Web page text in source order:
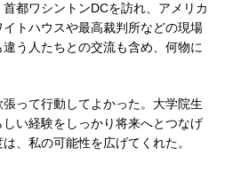
都ワシントンDCを訪れ、アメリカ
トハウスや最高裁判所などの現場
う人たちとの交流も含め、何物に
って行動してよかった。大学院生
い経験をしっかり将来へとつなげ
、私の可能性を広げてくれた。